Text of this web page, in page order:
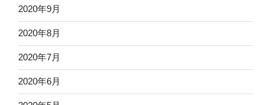
2020年9月
2020年8月
2020年7月
2020年6月